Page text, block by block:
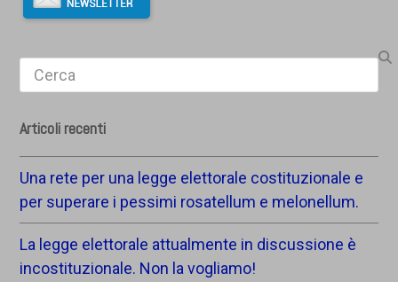
Search
Articoli recenti
Una rete per una legge elettorale costituzionale e
per superare i pessimi rosatellum e melonellum.
La legge elettorale attualmente in discussione è
incostituzionale. Non la vogliamo!